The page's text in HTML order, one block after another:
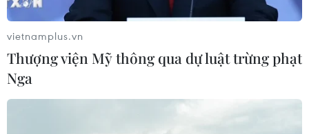
vệ tinh siêu phổ Đông Phương Huệ
05/08/2026 07:16
vietnamplus.vn
Thượng viện Mỹ thông qua dự luật trừng phạt
Nga